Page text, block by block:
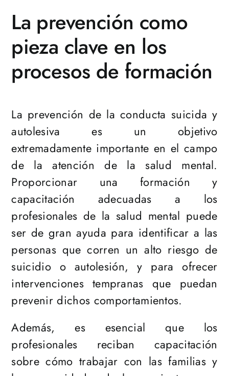
La prevención como
pieza clave en los
procesos de formación
La prevención de la conducta suicida y
autolesiva es un objetivo
extremadamente importante en el campo
de la atención de la salud mental.
Proporcionar una formación y
capacitación adecuadas a los
profesionales de la salud mental puede
ser de gran ayuda para identificar a las
personas que corren un alto riesgo de
suicidio o autolesión, y para ofrecer
intervenciones tempranas que puedan
prevenir dichos comportamientos.
Además, es esencial que los
profesionales reciban capacitación
sobre cómo trabajar con las familias y